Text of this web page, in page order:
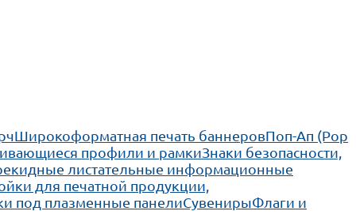
Широкоформатная печать баннеровПоп-Ап (Pop
профили и рамкиЗнаки безопасности,
листательные информационные
для печатной продукции,
под плазменные панелиСувенирыФлаги и